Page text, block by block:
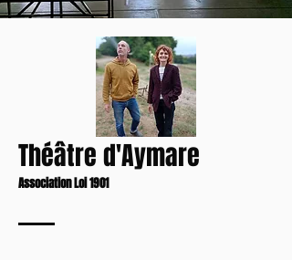
Théâtre d'Aymare
Association Loi 1901